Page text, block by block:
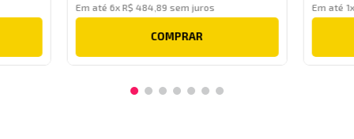
Em até 6x R$ 484 89 sem juros
COMPRAR
Em até 1